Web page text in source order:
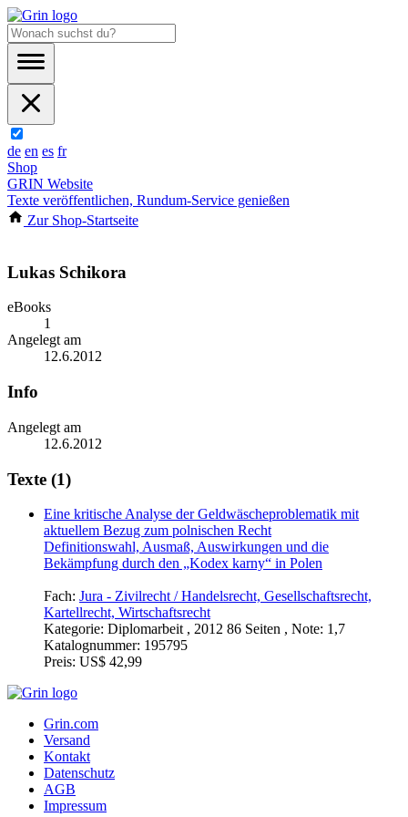
de en es fr
Shop
GRIN Website
Texte veröffentlichen, Rundum-Service genießen
Zur Shop-Startseite
Lukas Schikora
eBooks
1
Angelegt am
12.6.2012
Info
Angelegt am
12.6.2012
Texte (1)
Eine kritische Analyse der Geldwäscheproblematik mit
aktuellem Bezug zum polnischen Recht
Definitionswahl, Ausmaß, Auswirkungen und die
Bekämpfung durch den „Kodex karny“ in Polen
Fach: Jura - Zivilrecht / Handelsrecht, Gesellschaftsrecht,
Kartellrecht, Wirtschaftsrecht
Kategorie: Diplomarbeit , 2012 86 Seiten , Note: 1,7
Katalognummer: 195795
Preis: US$ 42,99
Grin.com
Versand
Kontakt
Datenschutz
AGB
Impressum